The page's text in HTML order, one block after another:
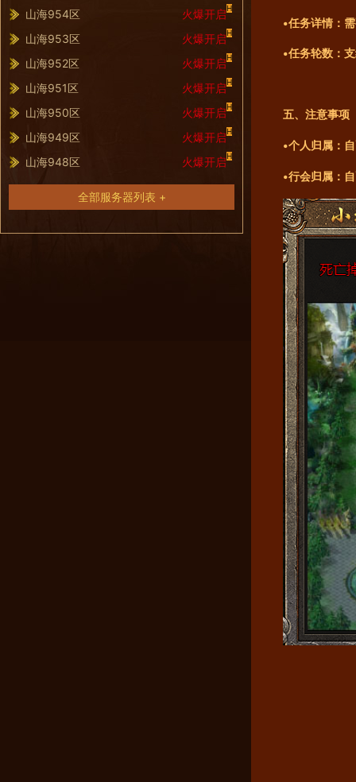
山海954区
火爆开启H
山海953区 火爆开启H
山海952区 火爆开启H
山海951区 火爆开启H
山海950区 火爆开启H
山海949区 火爆开启H
山海948区 火爆开启H
全部服务器列表 +
•任务详情：
•任务轮数：
五、注意事项
•个人归属：
•行会归属：